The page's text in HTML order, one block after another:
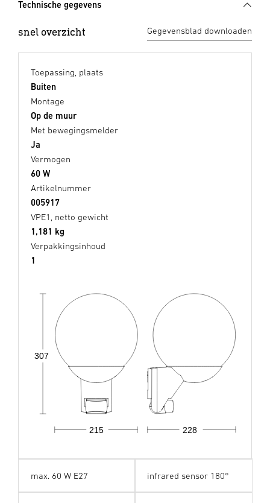
Technische gegevens
snel overzicht Gegevensblad downloaden
Toepassing, plaats
Buiten
Montage
Op de muur
Met bewegingsmelder
Ja
Vermogen
60 W
Artikelnummer
005917
VPE1, netto gewicht
1,181 kg
Verpakkingsinhoud
1
215 228
307
max. 60 W E27 infrared sensor 180°